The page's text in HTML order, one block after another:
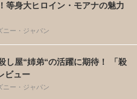
等身大ヒロイン・モアナの魅力
ニー・ジャパン
し屋“姉弟“の活躍に期待！ 「殺
ビュー
ニー・ジャパン